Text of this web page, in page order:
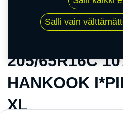
205/65R16C 107/105R
RW15 XL
205/65R16C
HANKOOK
XL
Salli vain